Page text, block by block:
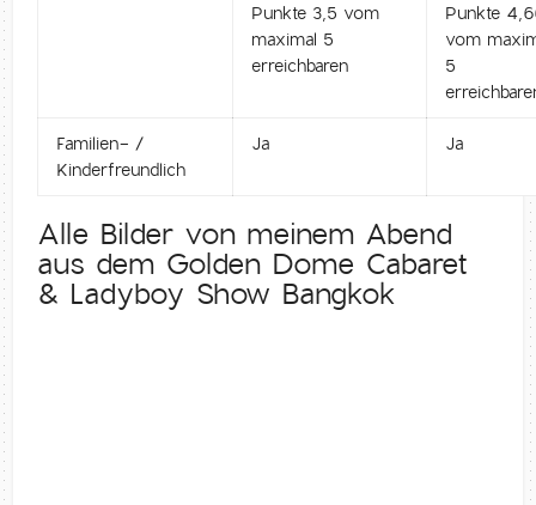
Punkte 3,5 vom
maximal 5
erreichbaren
Punkte
vom
5
Familien- /
Kinderfreundlich
Ja Ja
Alle Bilder von meinem Abend
aus dem Golden Dome Cabaret
& Ladyboy Show Bangkok